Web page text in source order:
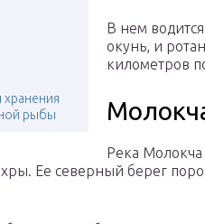
рыбы
В нем
окунь, и
километров
Река Молокча
Ее северный берег